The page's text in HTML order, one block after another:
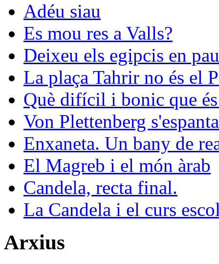
Adéu siau
Es mou res a Valls?
Deixeu els egipcis en
La plaça Tahrir no és el
Què difícil i bonic que és
Von Plettenberg s'espanta
Enxaneta. Un bany de
El Magreb i el món àrab
Candela, recta final.
La Candela i el curs
Arxius